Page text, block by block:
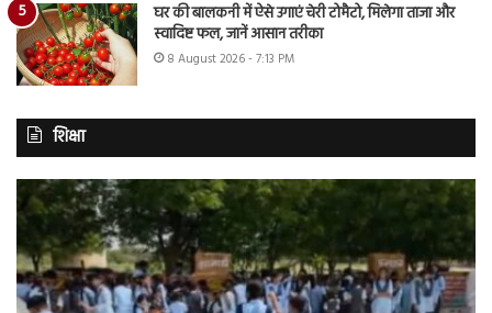
घर की बालकनी में ऐसे उगाएं चेरी टोमैटो, मिलेगा ताजा और
स्वादिष्ट फल, जानें आसान तरीका
8 August 2026 - 7:13 PM
शिक्षा